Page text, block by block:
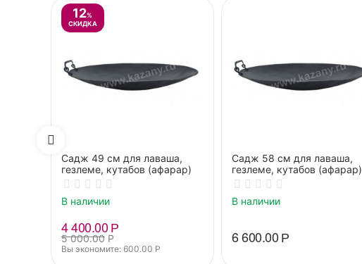
12%
СКИДКА
Садж 49 см для лаваша,
гезлеме, кутабов (афарар)
В наличии
5 000.00 Р
4 400.00Р
Вы экономите: 600.00 Р
Садж 58 см для лаваша,
гезлеме, кутабов (афарар)
В наличии
6 600.00Р